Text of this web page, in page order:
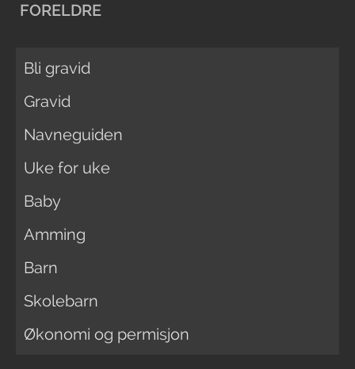
FORELDRE
Bli gravid
Gravid
Navneguiden
Uke for uke
Baby
Amming
Barn
Skolebarn
Økonomi og permisjon